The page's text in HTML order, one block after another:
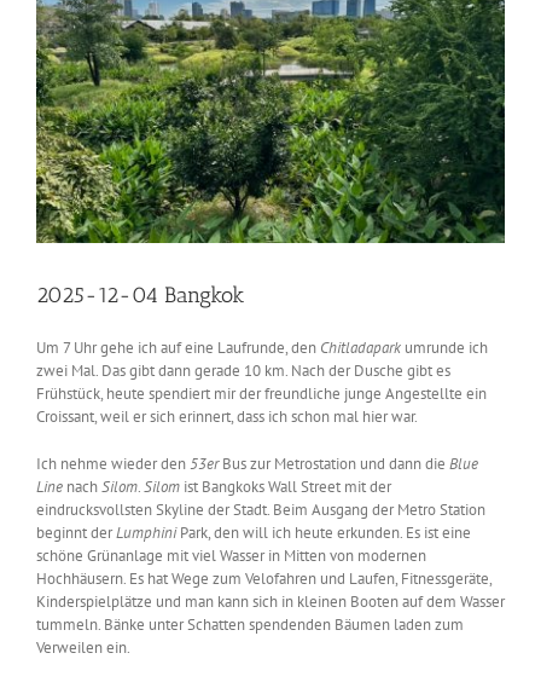
2025-12-04 Bangkok
Um 7 Uhr gehe ich auf eine Laufrunde, den Chitladaparkumrunde ich
zwei Mal. Das gibt dann gerade 10 km. Nach der Dusche gibt es
Frühstück, heute spendiert mir der freundliche junge Angestellte ein
Croissant, weil er sich erinnert, dass ich schon mal hier war.
Ich nehme wieder den53erBus zur Metrostation und dann die Blue
LinenachSilom.Silomist Bangkoks Wall Street mit der
eindrucksvollsten Skyline der Stadt. Beim Ausgang der Metro Station
beginnt derLumphiniPark, den will ich heute erkunden. Es ist eine
schöne Grünanlage mit viel Wasser in Mitten von modernen
Hochhäusern. Es hat Wege zum Velofahren und Laufen, Fitnessgeräte,
Kinderspielplätze und man kann sich in kleinen Booten auf dem Wasser
tummeln. Bänke unter Schatten spendenden Bäumen laden zum
Verweilen ein.